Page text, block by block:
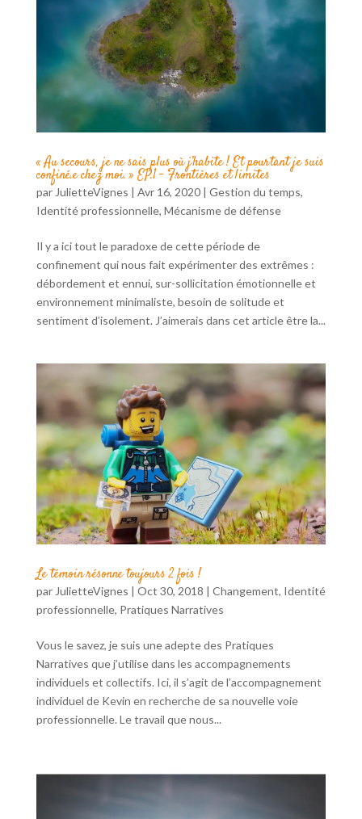
« Au secours, je ne sais plus où j’habite ! Et pourtant je suis
confiné.e chez moi. » EP.1 – Frontières et limites
par JulietteVignes | Avr 16, 2020| Gestion du temps,
Identité professionnelle, Mécanisme de défense
Il y a ici tout le paradoxe de cette période de
confinement qui nous fait expérimenter des extrêmes :
débordement et ennui, sur-sollicitation émotionnelle et
environnement minimaliste, besoin de solitude et
sentiment d’isolement. J’aimerais dans cet article être la...
Le témoin résonne toujours 2 fois !
par JulietteVignes | Oct 30, 2018 | Changement, Identité
professionnelle, Pratiques Narratives
Vous le savez, je suis une adepte des Pratiques
Narratives que j’utilise dans les accompagnements
individuels et collectifs. Ici, il s’agit de l’accompagnement
individuel de Kevin en recherche de sa nouvelle voie
professionnelle. Le travail que nous...